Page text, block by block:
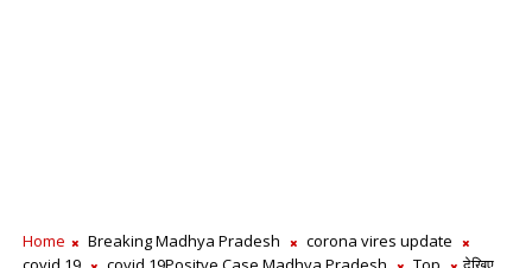
Home Breaking Madhya Pradesh
corona vires update